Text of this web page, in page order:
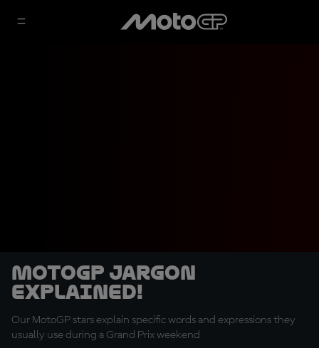
MotoGP jargon
explained!
Our MotoGP stars explain specific words and expressions they
usually use during a Grand Prix weekend